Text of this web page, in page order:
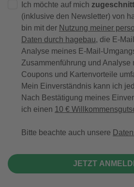
Ich möchte auf mich
(inklusive den Newsletter) von
bin mit der Nutzung meiner
Daten durch hagebau, die E-
Analyse meines E-Mail-
Zusammenführung und Analyse
Coupons und Kartenvorteile
Mein Einverständnis kann ich
Nach Bestätigung meines
ich einen 10 €
Bitte beachte auch unsere
JETZT